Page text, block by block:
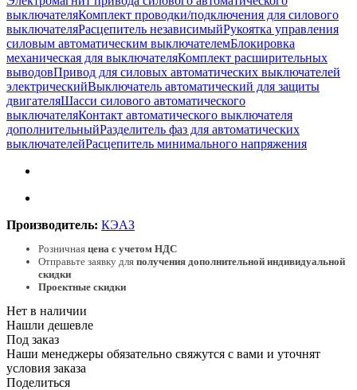
выключателяКомплект проводки/подключения для силового
выключателяРасцепитель независимыйРукоятка управления
силовым автоматическим выключателемБлокировка
механическая для выключателяКомплект расширительных
выводовПривод для силовых автоматических выключателей
электрическийВыключатель автоматический для защиты
двигателяШасси силового автоматического
выключателяКонтакт автоматического выключателя
дополнительныйРазделитель фаз для автоматических
выключателейРасцепитель минимального напряжения
Производитель: КЭАЗ
Розничная цена с учетом НДС
Отправьте заявку для получения дополнительной индивидуальной
скидки
Проектные скидки
Нет в наличии
Нашли дешевле
Под заказ
Наши менеджеры обязательно свяжутся с вами и уточнят
условия заказа
Поделиться